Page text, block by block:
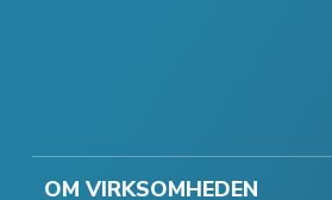
OM VIRKSOMHEDEN